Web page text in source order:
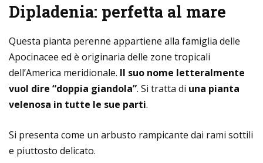
Dipladenia: perfetta al mare
Questa pianta perenne appartiene alla famiglia delle
Apocinacee ed è originaria delle zone tropicali
dell’America meridionale. Il suo nome letteralmente
vuol dire “doppia giandola”. Si tratta di una pianta
velenosa in tutte le sue parti.
Si presenta come un arbusto rampicante dai rami sottili
e piuttosto delicato.